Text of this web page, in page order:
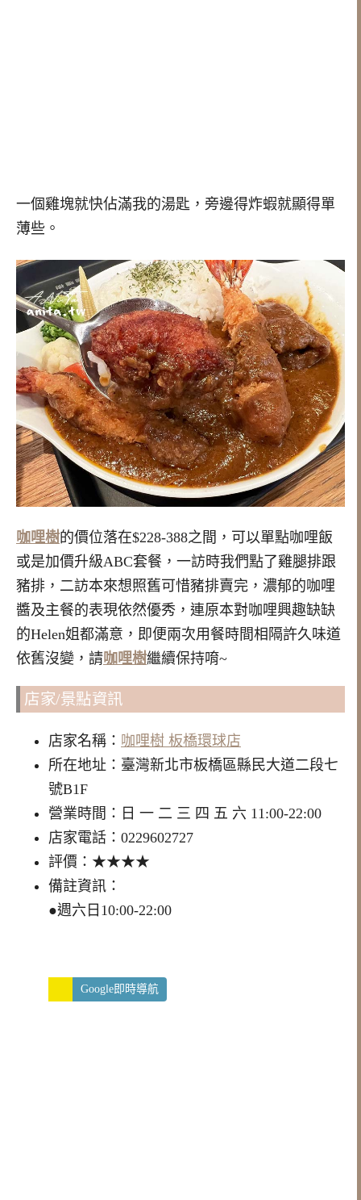
一個雞塊就快佔滿我的湯匙，旁邊得炸蝦就顯得單
薄些。
咖哩樹的價位落在$228-388之間，可以單點咖哩飯
或是加價升級ABC套餐，一訪時我們點了雞腿排跟
豬排，二訪本來想照舊可惜豬排賣完，濃郁的咖哩
醬及主餐的表現依然優秀，連原本對咖哩興趣缺缺
的Helen姐都滿意，即便兩次用餐時間相隔許久味道
依舊沒變，請咖哩樹繼續保持唷~
店家/景點資訊
店家名稱： 咖哩樹 板橋環球店
所在地址：臺灣新北市板橋區縣民大道二段七
號B1F
營業時間：日 一 二 三 四 五 六 11:00-22:00
店家電話：0229602727
評價：★★★★
備註資訊：
●週六日10:00-22:00
Google即時導航